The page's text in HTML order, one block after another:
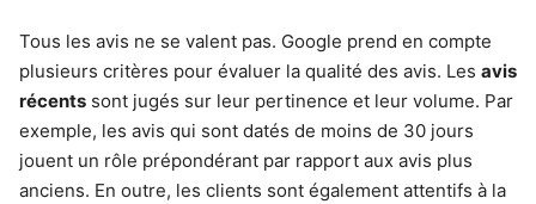
Tous les avis ne se valent pas. Google prend en compte
plusieurs critères pour évaluer la qualité des avis. Les avis
récents sont jugés sur leur pertinence et leur volume. Par
exemple, les avis qui sont datés de moins de 30 jours
jouent un rôle prépondérant par rapport aux avis plus
anciens. En outre, les clients sont également attentifs à la